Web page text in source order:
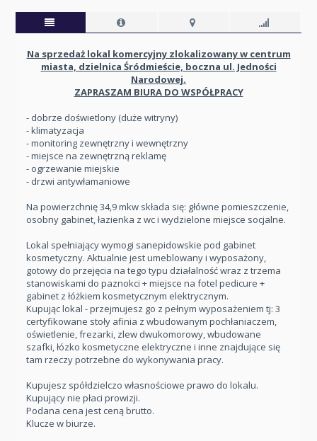
Na sprzedaż lokal komercyjny zlokalizowany w centrum
miasta, dzielnica Śródmieście, boczna ul. Jedności
Narodowej.
ZAPRASZAM BIURA DO WSPÓŁPRACY
- dobrze doświetlony (duże witryny)
- klimatyzacja
- monitoring zewnętrzny i wewnętrzny
- miejsce na zewnętrzną reklamę
- ogrzewanie miejskie
- drzwi antywłamaniowe
Na powierzchnię 34,9 mkw składa się: główne pomieszczenie,
osobny gabinet, łazienka z wc i wydzielone miejsce socjalne.
Lokal spełniający wymogi sanepidowskie pod gabinet
kosmetyczny. Aktualnie jest umeblowany i wyposażony,
gotowy do przejęcia na tego typu działalność wraz z trzema
stanowiskami do paznokci + miejsce na fotel pedicure +
gabinet z łóżkiem kosmetycznym elektrycznym.
Kupując lokal - przejmujesz go z pełnym wyposażeniem tj: 3
certyfikowane stoły afinia z wbudowanym pochłaniaczem,
oświetlenie, frezarki, zlew dwukomorowy, wbudowane
szafki, łózko kosmetyczne elektryczne i inne znajdujące się
tam rzeczy potrzebne do wykonywania pracy.
Kupujesz spółdzielczo własnościowe prawo do lokalu.
Kupujący nie płaci prowizji.
Podana cena jest ceną brutto.
Klucze w biurze.